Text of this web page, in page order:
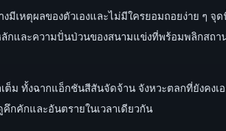
มีเหตุผลของตัวเองและไม่มีใครยอมถอยง่าย ๆ
กและความปั่นป่วนของสนามแข่งที่พร้อมพลิกสถ
ม ทั้งฉากแอ็กชันสีสันจัดจ้าน จังหวะตลกที่ยังคง
กคักและอันตรายในเวลาเดียวกัน